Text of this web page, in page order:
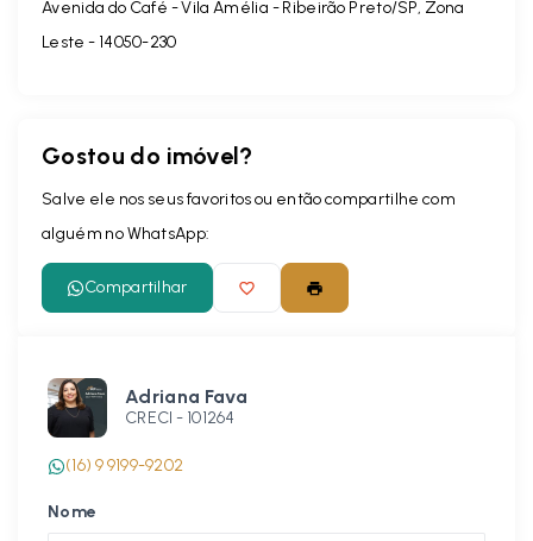
Avenida do Café - Vila Amélia - Ribeirão Preto/SP, Zona
Leste - 14050-230
Gostou do imóvel?
Salve ele nos seus favoritos ou então compartilhe com
alguém no WhatsApp:
Compartilhar
Adriana Fava
CRECI - 101264
(16) 9 9199-9202
Nome